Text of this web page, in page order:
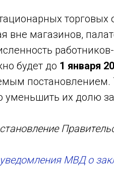
торговых
вне магазинов,
будет до 1 января
постановлением.
уменьшить их долю
МВД о